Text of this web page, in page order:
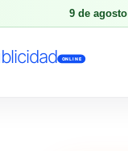
9 de